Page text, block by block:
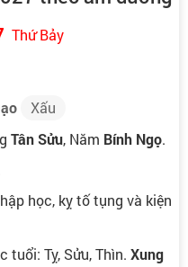
Thứ Bảy
Xấu
Tân Sửu, Năm Bính Ngọ.
học, kỵ tố tụng và kiện
tuổi: Tỵ, Sửu, Thìn. Xung